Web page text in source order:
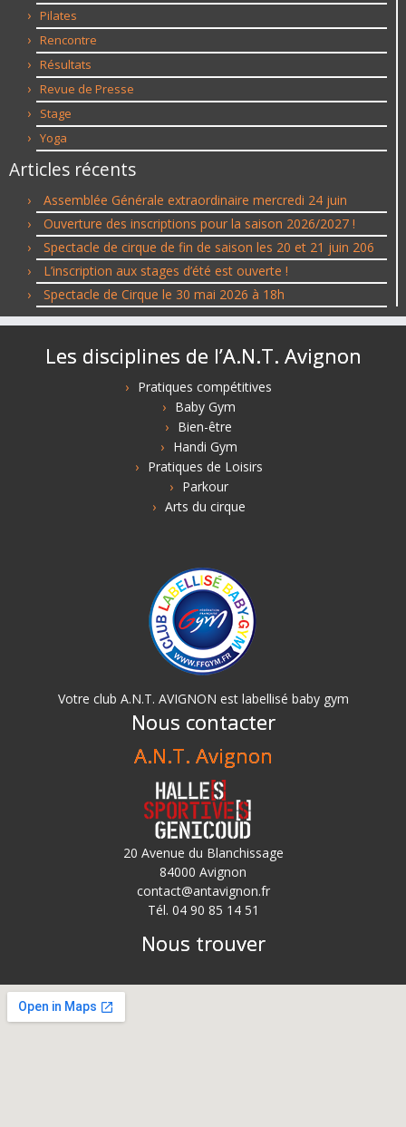
Pilates
Rencontre
Résultats
Revue de Presse
Stage
Yoga
Articles récents
Assemblée Générale extraordinaire mercredi 24 juin
Ouverture des inscriptions pour la saison 2026/2027 !
Spectacle de cirque de fin de saison les 20 et 21 juin 206
L’inscription aux stages d’été est ouverte !
Spectacle de Cirque le 30 mai 2026 à 18h
Les disciplines de l’A.N.T. Avignon
Pratiques compétitives
Baby Gym
Bien-être
Handi Gym
Pratiques de Loisirs
Parkour
Arts du cirque
Votre club A.N.T. AVIGNON est labellisé baby gym
Nous contacter
A.N.T. Avignon
20 Avenue du Blanchissage
84000 Avignon
contact@antavignon.fr
Tél. 04 90 85 14 51
Nous trouver